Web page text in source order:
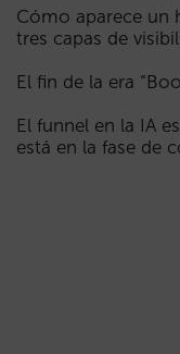
Cómo aparece un
tres capas de
El fin de la era
El funnel en la IA
está en la fase de